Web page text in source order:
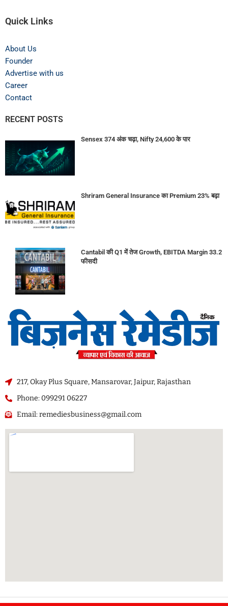
Quick Links
About Us
Founder
Advertise with us
Career
Contact
RECENT POSTS
Sensex 374 अंक चढ़ा, Nifty 24,600 के पार
Shriram General Insurance का Premium 23% बढ़ा
Cantabil की Q1 में तेज Growth, EBITDA Margin 33.2
फीसदी
217, Okay Plus Square, Mansarovar, Jaipur, Rajasthan
Phone: 099291 06227
Email: remediesbusiness@gmail.com